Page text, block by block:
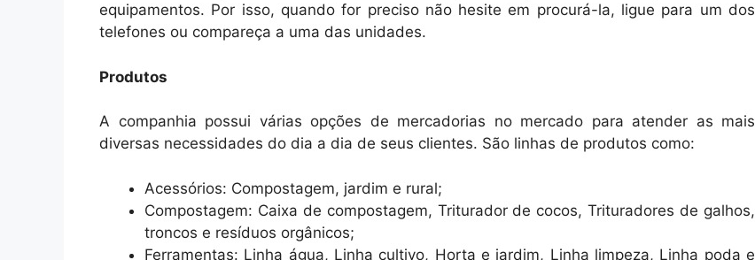
equipamentos. Por isso, quando for preciso não hesite em procurá-la, ligue para um dos
telefones ou compareça a uma das unidades.
Produtos
A companhia possui várias opções de mercadorias no mercado para atender as mais
diversas necessidades do dia a dia de seus clientes. São linhas de produtos como:
Acessórios: Compostagem, jardim e rural;
Compostagem: Caixa de compostagem, Triturador de cocos, Trituradores de galhos,
troncos e resíduos orgânicos;
Ferramentas: Linha água, Linha cultivo, Horta e jardim, Linha limpeza, Linha poda e